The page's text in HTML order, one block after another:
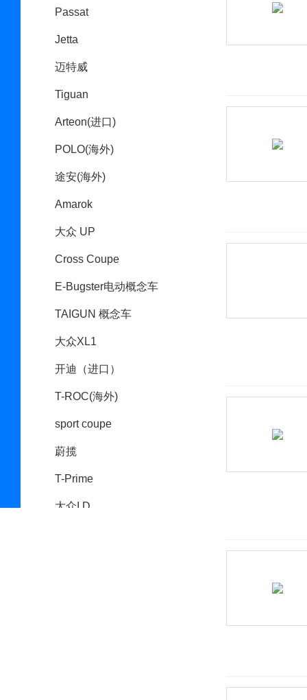
Passat
Jetta
迈特威
Tiguan
Arteon(进口)
POLO(海外)
途安(海外)
Amarok
大众 UP
Cross Coupe
E-Bugster电动概念车
TAIGUN 概念车
大众XL1
开迪（进口）
T-ROC(海外)
sport coupe
蔚揽
T-Prime
大众I.D.